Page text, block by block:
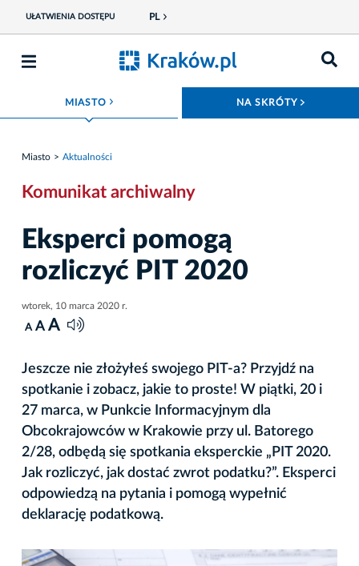
UŁATWIENIA DOSTĘPU PL
MIASTO ROZWIŃ MENU NA SKRÓTY
Miasto Aktualności
Komunikat archiwalny
Eksperci pomogą
rozliczyć PIT 2020
wtorek, 10 marca 2020 r.
A A A
Jeszcze nie złożyłeś swojego PIT-a? Przyjdź na
spotkanie i zobacz, jakie to proste! W piątki, 20 i
27 marca, w Punkcie Informacyjnym dla
Obcokrajowców w Krakowie przy ul. Batorego
2/28, odbędą się spotkania eksperckie „PIT 2020.
Jak rozliczyć, jak dostać zwrot podatku?”. Eksperci
odpowiedzą na pytania i pomogą wypełnić
deklarację podatkową.